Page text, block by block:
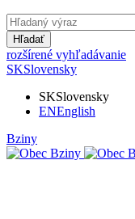
Hľadať
rozšírené vyhľadávanie
SKSlovensky
SKSlovensky
ENEnglish
Bziny